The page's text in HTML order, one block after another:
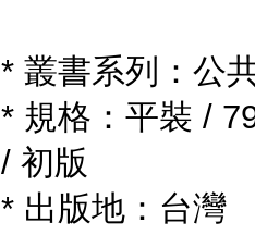
* 叢書系列：公
* 規格：平裝 /
/ 初版
* 出版地：台灣